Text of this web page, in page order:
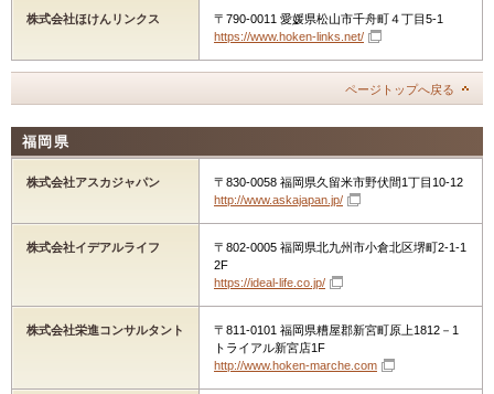
株式会社ほけんリンクス
〒790-0011 愛媛県松山市千舟町４丁目5-1
https://www.hoken-links.net/
ページトップへ戻る
福岡県
株式会社アスカジャパン
〒830-0058 福岡県久留米市野伏間1丁目10-12
http://www.askajapan.jp/
株式会社イデアルライフ
〒802-0005 福岡県北九州市小倉北区堺町2-1-1
2F
https://ideal-life.co.jp/
株式会社栄進コンサルタント
〒811-0101 福岡県糟屋郡新宮町原上1812－1
トライアル新宮店1F
http://www.hoken-marche.com